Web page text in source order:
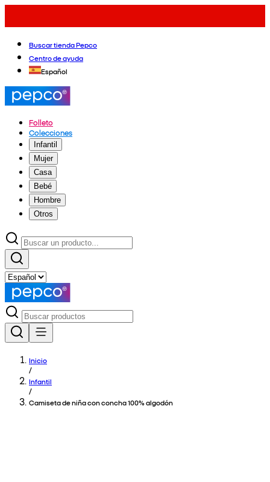
Buscar tienda Pepco
Centro de ayuda
Español
Folleto
Colecciones
Infantil
Mujer
Casa
Bebé
Hombre
Otros
Inicio
/
Infantil
/
Camiseta de niña con concha 100% algodón